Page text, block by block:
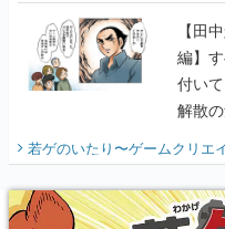
【田
編】
付い
解散
『少
り】
若ゲのいたり〜ゲームクリエ